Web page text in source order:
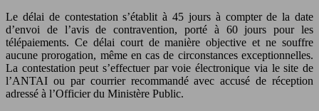
Le délai de contestation s’établit à 45 jours à compter de la date
d’envoi de l’avis de contravention, porté à 60 jours pour les
télépaiements. Ce délai court de manière objective et ne souffre
aucune prorogation, même en cas de circonstances exceptionnelles.
La contestation peut s’effectuer par voie électronique via le site de
l’ANTAI ou par courrier recommandé avec accusé de réception
adressé à l’Officier du Ministère Public.